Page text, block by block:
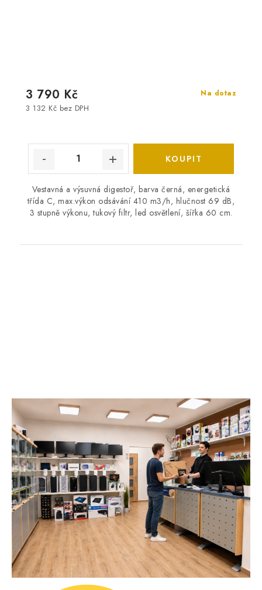
Na dotaz
3 132 Kč bez DPH
3 790 Kč
Vestavná a výsuvná digestoř, barva černá, energetická
třída C, max.výkon odsávání 410 m3/h, hlučnost 69 dB,
3 stupně výkonu, tukový filtr, led osvětlení, šířka 60 cm.